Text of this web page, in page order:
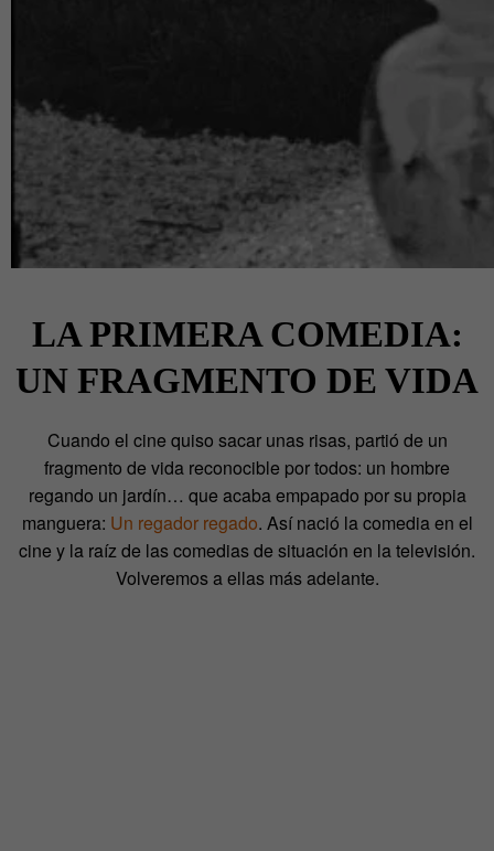
LA PRIMERA COMEDIA:
UN FRAGMENTO DE VIDA
Cuando el cine quiso sacar unas risas, partió de un
fragmento de vida reconocible por todos: un hombre
regando un jardín… que acaba empapado por su propia
manguera: Un regador regado. Así nació la comedia en el
cine y la raíz de las comedias de situación en la televisión.
Volveremos a ellas más adelante.